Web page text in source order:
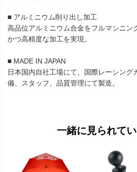
■ アルミニウム削り出し加工
高品位アルミニウム合金をフルマシニン
かつ高精度な加工を実現。
■ MADE IN JAPAN
日本国内自社工場にて、国際レーシング
備、スタッフ、品質管理にて製造。
一緒に見られて